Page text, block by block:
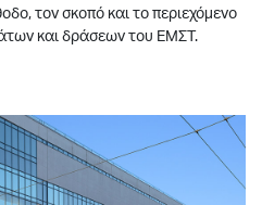
τον σκοπό και το περιεχόμενο
και δράσεων του ΕΜΣΤ.